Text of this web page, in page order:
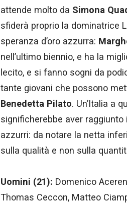
attende molto da Simona
sfiderà proprio la dominatrice
speranza d’oro azzurra:
nell’ultimo biennio, e ha la
lecito, e si fanno sogni da
tante giovani che possono
Benedetta Pilato. Un’Italia a
significherebbe aver
azzurri: da notare la netta
sulla qualità e non sulla
Uomini (21): Domenico
Thomas Ceccon, Matteo